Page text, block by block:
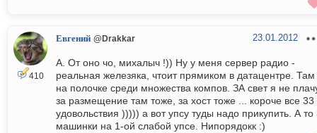
410
Евгений @Drakkar 23.01.2012
А. От оно чо, михалыч !)) Ну у меня сервер радио -
реальная железяка, чтоит прямиком в датацентре. Там
на полочке среди множества компов. ЗА свет я не
за размещение там тоже, за хост тоже ... короче все 33
удовольствия ))))) а вот упсу туды надо прикупить. А то
машинки на 1-ой слабой упсе. Нипорядокк :)